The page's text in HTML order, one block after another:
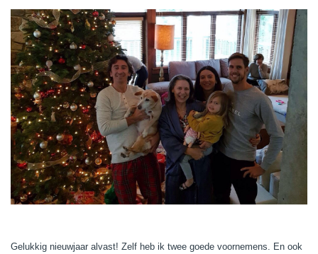
Gelukkig nieuwjaar alvast! Zelf heb ik twee goede voornemens. En ook